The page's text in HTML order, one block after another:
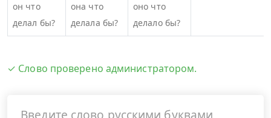
он что
делал бы?
она что
делала бы?
оно что
делало бы?
✓ Слово проверено администратором.